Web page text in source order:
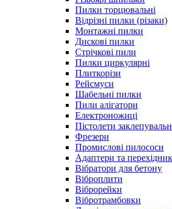
Пилки торцювальні
Відрізні пилки (різаки)
Монтажні пилки
Дискові пилки
Стрічкові пили
Пилки циркулярні
Плиткорізи
Рейсмуси
Шабельні пилки
Пили алігатори
Електроножиці
Пістолети
Фрезери
Промислові пилососи
Адаптери та
Вібратори для бетону
Віброплити
Віброрейки
Вібротрамбовки